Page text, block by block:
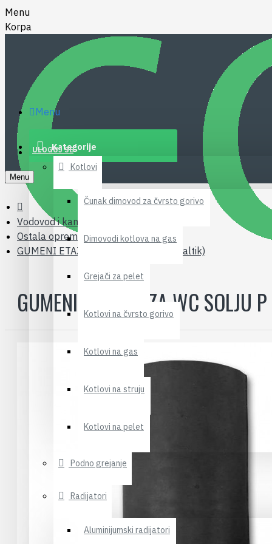
Menu
Korpa
Menu
Kategorije
Kotlovi
Čunak dimovod za čvrsto gorivo
Dimovodi kotlova na gas
Grejači za pelet
Kotlovi na čvrsto gorivo
Kotlovi na gas
Kotlovi na struju
Kotlovi na pelet
Podno grejanje
Radijatori
Aluminijumski radijatori
ULOGUJ SE
Menu
Vodovod i kanalizacija
Ostala oprema
GUMENI ETAZERI ZA WC SOLJU P (baltik)
GUMENI ETAZERI ZA WC SOLJU